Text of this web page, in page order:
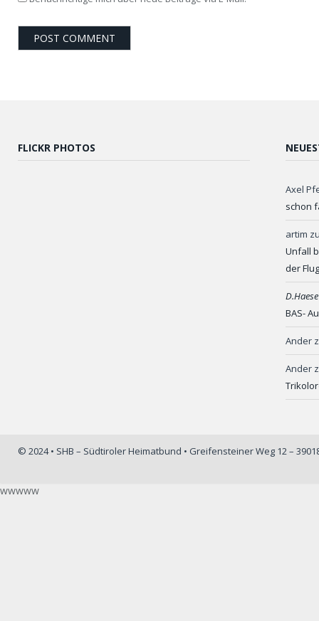
FLICKR PHOTOS
Axel
schon
artim
Unfall
der
BAS-
Ander
Ander
© 2024 • SHB – Südtiroler Heimatbund • Greifensteiner Weg 12 –
wwwww